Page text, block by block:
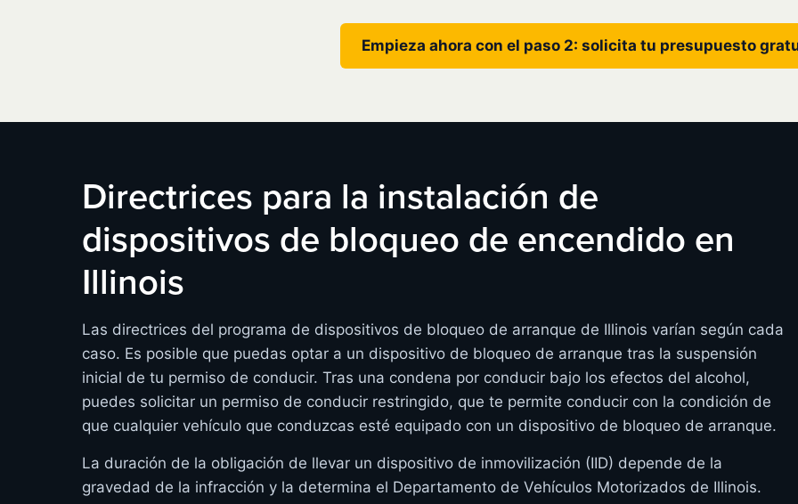
Empieza ahora con el paso 2: solicita tu presupuesto
Directrices para la instalación de
dispositivos de bloqueo de encendido en
Illinois
Las directrices del programa de dispositivos de bloqueo de arranque de Illinois varían según cada
caso. Es posible que puedas optar a un dispositivo de bloqueo de arranque tras la suspensión
inicial de tu permiso de conducir. Tras una condena por conducir bajo los efectos del alcohol,
puedes solicitar un permiso de conducir restringido, que te permite conducir con la condición de
que cualquier vehículo que conduzcas esté equipado con un dispositivo de bloqueo de arranque.
La duración de la obligación de llevar un dispositivo de inmovilización (IID) depende de la
gravedad de la infracción y la determina el Departamento de Vehículos Motorizados de Illinois.